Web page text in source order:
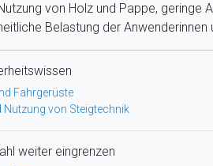
von Holz und Pappe, geringe
Belastung der Anwenderinnen
Fahrgerüste
Nutzung von Steigtechnik
weiter eingrenzen